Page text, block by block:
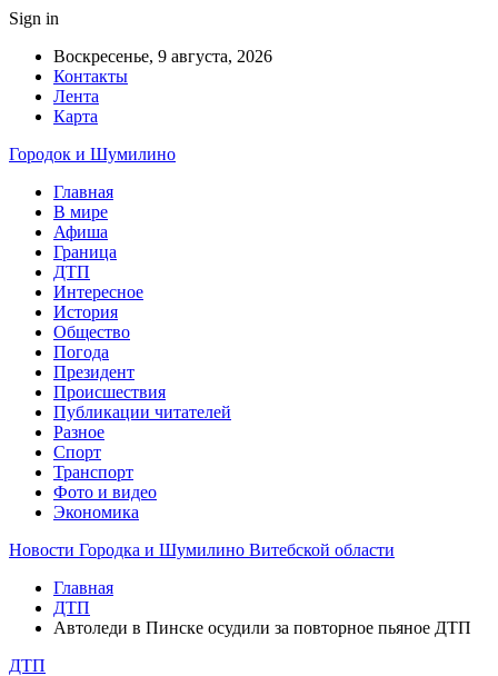
Sign in
Воскресенье, 9 августа, 2026
Контакты
Лента
Карта
Городок и Шумилино
Главная
В мире
Афиша
Граница
ДТП
Интересное
История
Общество
Погода
Президент
Происшествия
Публикации читателей
Разное
Спорт
Транспорт
Фото и видео
Экономика
Новости Городка и Шумилино Витебской области
Главная
ДТП
Автоледи в Пинске осудили за повторное пьяное ДТП
ДТП